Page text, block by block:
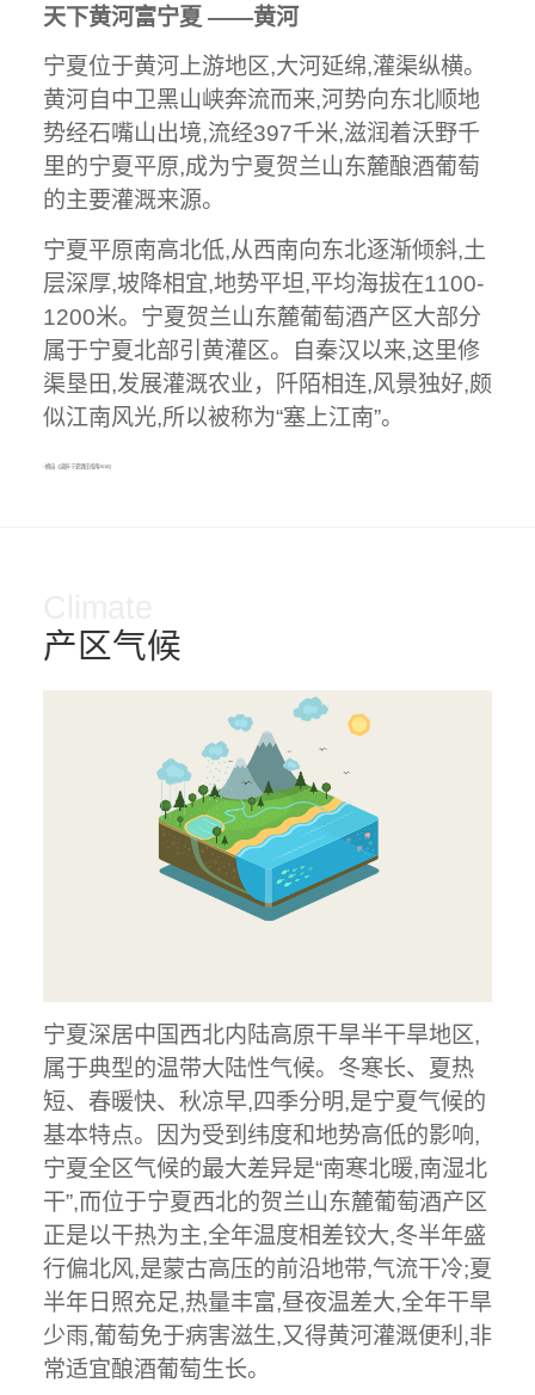
天下黄河富宁夏 ——黄河
宁夏位于黄河上游地区,大河延绵,灌渠纵横。
黄河自中卫黑山峡奔流而来,河势向东北顺地
势经石嘴山出境,流经397千米,滋润着沃野千
里的宁夏平原,成为宁夏贺兰山东麓酿酒葡萄
的主要灌溉来源。
宁夏平原南高北低,从西南向东北逐渐倾斜,土
层深厚,坡降相宜,地势平坦,平均海拔在1100-
1200米。宁夏贺兰山东麓葡萄酒产区大部分
属于宁夏北部引黄灌区。自秦汉以来,这里修
渠垦田,发展灌溉农业，阡陌相连,风景独好,颇
似江南风光,所以被称为“塞上江南”。
--摘自《读醉·宁夏酒庄指南2018》
产区气候
宁夏深居中国西北内陆高原干旱半干旱地区,
属于典型的温带大陆性气候。冬寒长、夏热
短、春暖快、秋凉早,四季分明,是宁夏气候的
基本特点。因为受到纬度和地势高低的影响,
宁夏全区气候的最大差异是“南寒北暖,南湿北
干”,而位于宁夏西北的贺兰山东麓葡萄酒产区
正是以干热为主,全年温度相差铰大,冬半年盛
行偏北风,是蒙古高压的前沿地带,气流干冷;夏
半年日照充足,热量丰富,昼夜温差大,全年干旱
少雨,葡萄免于病害滋生,又得黄河灌溉便利,非
常适宜酿酒葡萄生长。